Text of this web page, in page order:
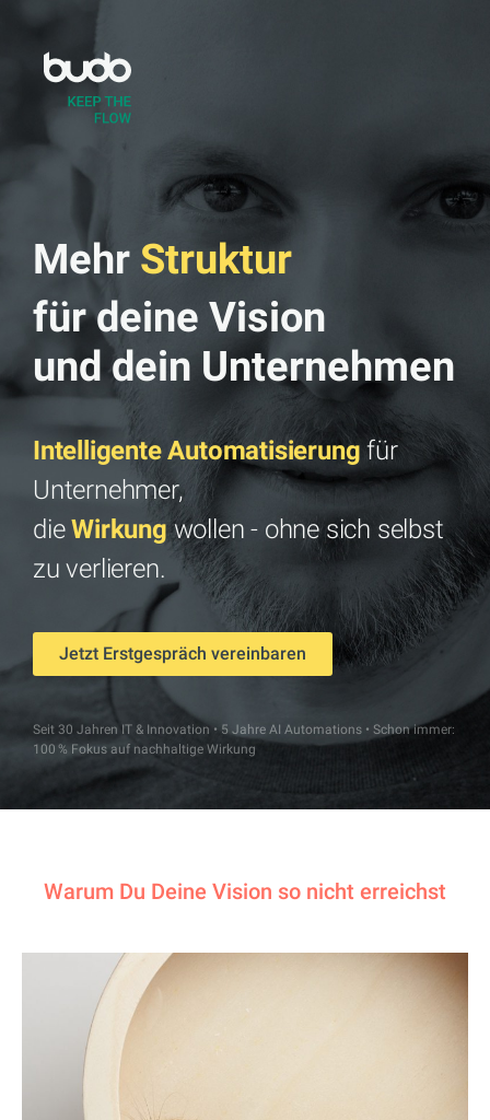
springen
Mehr Struktur
für deine Vision
und dein Unternehmen
Intelligente Automatisierungfür
Unternehmer,
dieWirkungwollen - ohne sich selbst
zu verlieren.
Jetzt Erstgespräch vereinbaren
Seit 30 Jahren IT & Innovation • 5 Jahre AI Automations • Schon immer:
100 % Fokus auf nachhaltige Wirkung
Warum Du Deine Vision so nicht erreichst